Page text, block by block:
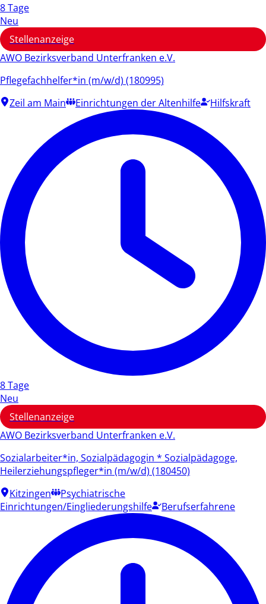
8 Tage
Neu
Stellenanzeige
AWO Bezirksverband Unterfranken e.V.
Pflegefachhelfer*in (m/w/d) (180995)
Zeil am Main
Einrichtungen der Altenhilfe Hilfskraft
8 Tage
Neu
Stellenanzeige
AWO Bezirksverband Unterfranken e.V.
Sozialarbeiter*in, Sozialpädagogin * Sozialpädagoge,
Heilerziehungspfleger*in (m/w/d) (180450)
Kitzingen
Psychiatrische
Einrichtungen/Eingliederungshilfe
Berufserfahrene